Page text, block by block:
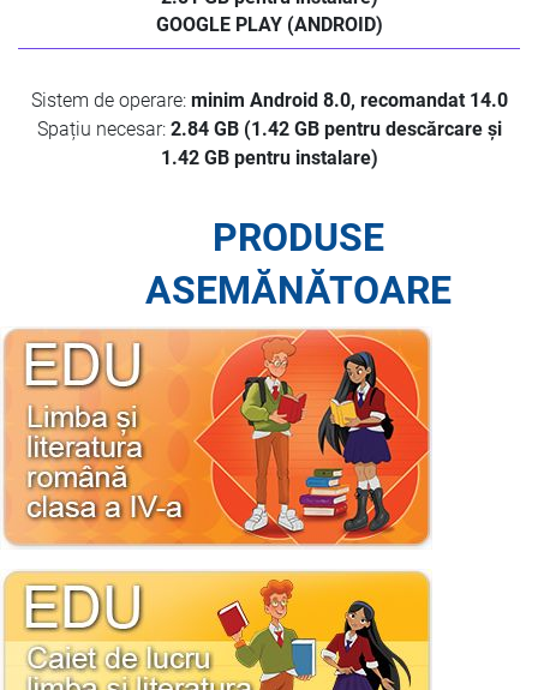
GOOGLE PLAY (ANDROID)
Sistem de operare: minim Android 8.0, recomandat 14.0
Spațiu necesar: 2.84 GB (1.42 GB pentru descărcare și
1.42 GB pentru instalare)
PRODUSE
ASEMĂNĂTOARE